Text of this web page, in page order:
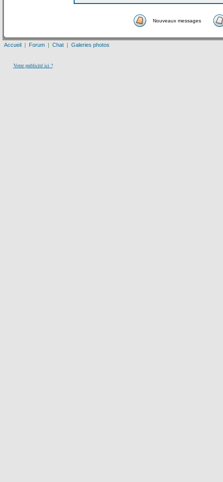
Nouveaux messages
Accueil | Forum | Chat | Galeries photos
Votre publicité ici ?